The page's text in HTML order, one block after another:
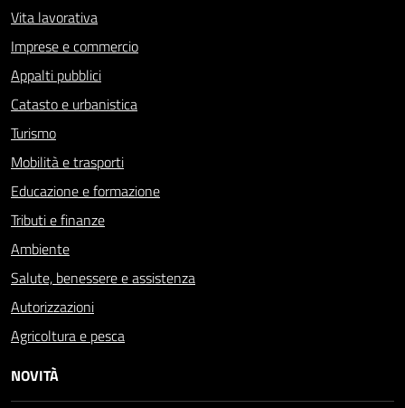
Vita lavorativa
Imprese e commercio
Appalti pubblici
Catasto e urbanistica
Turismo
Mobilità e trasporti
Educazione e formazione
Tributi e finanze
Ambiente
Salute, benessere e assistenza
Autorizzazioni
Agricoltura e pesca
NOVITÀ